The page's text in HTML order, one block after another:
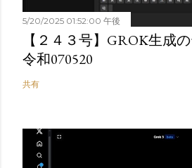
5/20/2025 01:52:00 午後
【２４３号】GROK生成
令和070520
共有